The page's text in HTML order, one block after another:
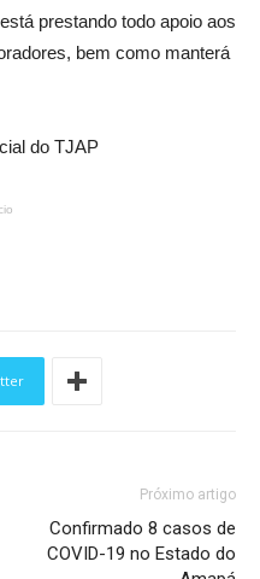
prestando todo apoio aos
bem como manterá
do TJAP
Próximo artigo
Confirmado 8 casos de
COVID-19 no Estado do